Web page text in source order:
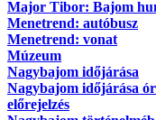
Major Tibor: Bajom
Menetrend: autóbusz
Menetrend: vonat
Múzeum
Nagybajom időjárása
Nagybajom időjárása
előrejelzés